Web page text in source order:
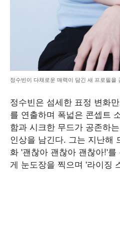
정수빈이 다채로운 매력이 담긴 새 프로필
정수빈은 섬세한 표정 변화
를 연출하며 폭넓은 콘셉트
함과 시크한 무드가 공존하
인상을 남긴다. 그는 지난해
화 '괜찮아 괜찮아 괜찮아!'
게 눈도장을 찍으며 '라이징